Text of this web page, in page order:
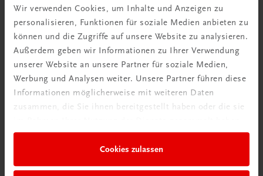
Wir verwenden Cookies, um Inhalte und Anzeigen zu
personalisieren, Funktionen für soziale Medien anbieten zu
können und die Zugriffe auf unsere Website zu analysieren.
Außerdem geben wir Informationen zu Ihrer Verwendung
unserer Website an unsere Partner für soziale Medien,
Werbung und Analysen weiter. Unsere Partner führen diese
Informationen möglicherweise mit weiteren Daten
zusammen, die Sie ihnen bereitgestellt haben oder die sie
Cookies zulassen
Rabattcode erhalten
Newsletter abonnieren
& Versandkosten sparen
Jetzt anmelden